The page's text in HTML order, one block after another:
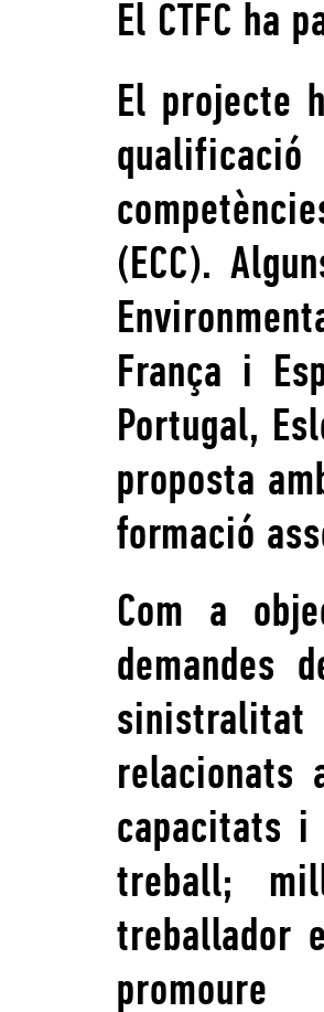
El CTFC ha
El projecte
(ECC).
França i
Portugal,
proposta
formació
Com a
demandes
relacionats
capacitats
treball;
treballador